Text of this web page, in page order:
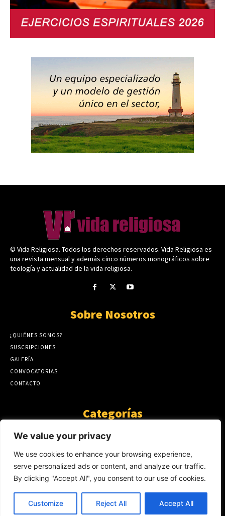
We value your privacy
We use cookies to enhance your browsing experience,
serve personalized ads or content, and analyze our traffic.
By clicking "Accept All", you consent to our use of cookies.
Customize Reject All Accept All
© Vida Religiosa. Todos los derechos reservados. Vida Religiosa es
una revista mensual y además cinco números monográficos sobre
teología y actualidad de la vida religiosa.
Sobre Nosotros
¿QUIÉNES SOMOS?
SUSCRIPCIONES
GALERÍA
CONVOCATORIAS
CONTACTO
Categorías
ARTÍCULOS
GUANTE DE SEDA
AL CALOR DE LA PALABRA
Y YO QUE SÉ
423
NOTICIAS
234
SIN CATEGORÍA
174